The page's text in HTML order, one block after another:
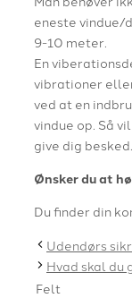
eneste vindue/
9-10 meter.
En
vibrationer
ved at en
vindue op. Så
give dig besked.
Ønsker du at
Du finder din
Udendørs
Hvad skal du
Felt